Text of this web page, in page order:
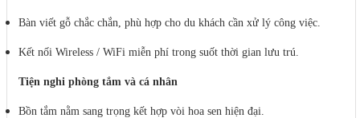
Bàn viết gỗ chắc chắn, phù hợp cho du khách cần xử lý công việc.
Kết nối Wireless / WiFi miễn phí trong suốt thời gian lưu trú.
Tiện nghi phòng tắm và cá nhân
Bồn tắm nằm sang trọng kết hợp vòi hoa sen hiện đại.